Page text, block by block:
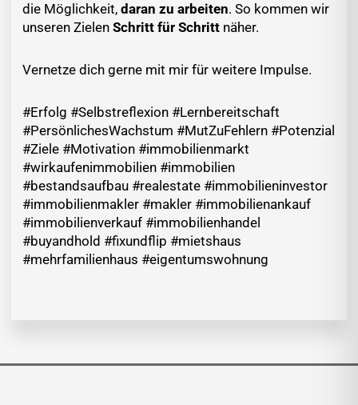
die Möglichkeit, daran zu arbeiten. So kommen wir
unseren Zielen Schritt für Schritt näher.
Vernetze dich gerne mit mir für weitere Impulse.
#Erfolg #Selbstreflexion #Lernbereitschaft
#PersönlichesWachstum #MutZuFehlern #Potenzial
#Ziele #Motivation #immobilienmarkt
#wirkaufenimmobilien #immobilien
#bestandsaufbau #realestate #immobilieninvestor
#immobilienmakler #makler #immobilienankauf
#immobilienverkauf #immobilienhandel
#buyandhold #fixundflip #mietshaus
#mehrfamilienhaus #eigentumswohnung